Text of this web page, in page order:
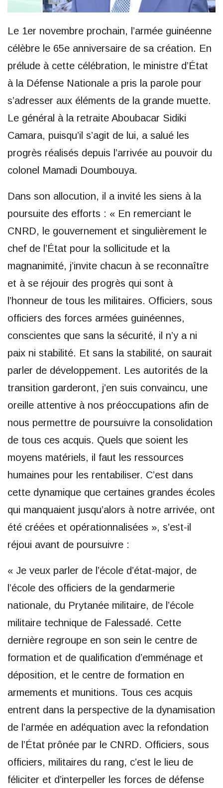
Le 1er novembre prochain, l’armée guinéenne
célèbre le 65e anniversaire de sa création. En
prélude à cette célébration, le ministre d’État
à la Défense Nationale a pris la parole pour
s’adresser aux éléments de la grande muette.
Le général à la retraite Aboubacar Sidiki
Camara, puisqu’il s’agit de lui, a salué les
progrès réalisés depuis l’arrivée au pouvoir du
colonel Mamadi Doumbouya.
Dans son allocution, il a invité les siens à la
poursuite des efforts : « En remerciant le
CNRD, le gouvernement et singulièrement le
chef de l’État pour la sollicitude et la
magnanimité, j’invite chacun à se reconnaître
et à se réjouir des progrès qui sont à
l’honneur de tous les militaires. Officiers, sous
officiers des forces armées guinéennes,
conscientes que sans la sécurité, il n’y a ni
paix ni stabilité. Et sans la stabilité, on saurait
parler de développement. Les autorités de la
transition garderont, j’en suis convaincu, une
oreille attentive à nos préoccupations afin de
nous permettre de poursuivre la consolidation
de tous ces acquis. Quels que soient les
moyens matériels, il faut les ressources
humaines pour les rentabiliser. C’est dans
cette dynamique que certaines grandes écoles
qui manquaient jusqu’alors à notre arrivée, ont
été créées et opérationnalisées », s’est-il
réjoui avant de poursuivre :
« Je veux parler de l’école d’état-major, de
l’école des officiers de la gendarmerie
nationale, du Prytanée militaire, de l’école
militaire technique de Falessadé. Cette
dernière regroupe en son sein le centre de
formation et de qualification d’emménage et
déposition, et le centre de formation en
armements et munitions. Tous ces acquis
entrent dans la perspective de la dynamisation
de l’armée en adéquation avec la refondation
de l’État prônée par le CNRD. Officiers, sous
officiers, militaires du rang, c’est le lieu de
féliciter et d’interpeller les forces de défense